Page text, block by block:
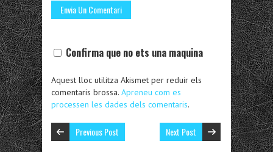
Confirma que no ets una maquina
Aquest lloc utilitza Akismet per reduir els
comentaris brossa. Apreneu com es
processen les dades dels comentaris.
Previous Post Next Post